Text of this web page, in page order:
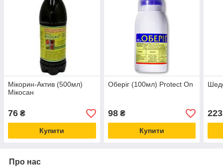
Мікорин-Актив (500мл)
Мікосан
76 ₴
Купити
Оберіг (100мл) Protect On
98₴
Купити
223
Про нас